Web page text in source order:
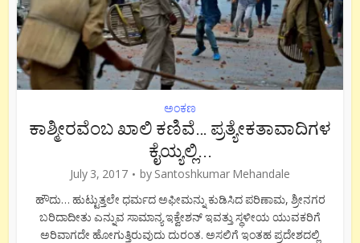
ಅಂಕಣ
ಕಾಶ್ಮೀರವೆಂಬ ಖಾಲಿ ಕಣಿವೆ… ಪ್ರತ್ಯೇಕತಾವಾದಿಗಳ
ಕೈಯ್ಯಲ್ಲಿ...
July 3, 2017 by Santoshkumar Mehandale
ಹೌದು… ಹುಟ್ಟುತ್ತಲೇ ಧರ್ಮದ ಅಫೀಮನ್ನು ಕುಡಿಸಿದ ಪರಿಣಾಮ, ಶ್ರೀನಗರ
ಬರಿದಾದೀತು ಎನ್ನುವ ಸಾಮಾನ್ಯ ಇಕ್ವೇಶನ್ ಇವತ್ತು ಸ್ಥಳೀಯ ಯುವಕರಿಗೆ
ಅರಿವಾಗದೇ ಹೋಗುತ್ತಿರುವುದು ದುರಂತ. ಅಸಲಿಗೆ ಇಂತಹ ಪ್ರದೇಶದಲ್ಲಿ